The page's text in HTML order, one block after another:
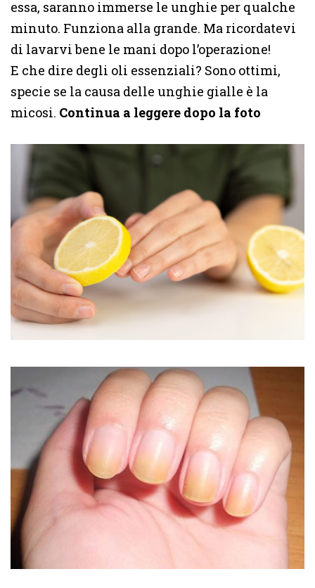
essa, saranno immerse le unghie per qualche
minuto. Funziona alla grande. Ma ricordatevi
di lavarvi bene le mani dopo l’operazione!
E che dire degli oli essenziali? Sono ottimi,
specie se la causa delle unghie gialle è la
micosi. Continua a leggere dopo la foto